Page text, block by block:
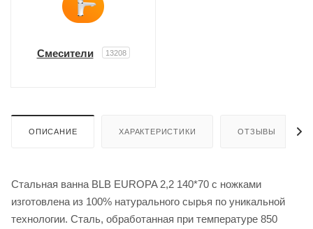
Смесители 13208
ОПИСАНИЕ ХАРАКТЕРИСТИКИ ОТЗЫВЫ
Стальная ванна BLB EUROPA 2,2 140*70 с ножками
изготовлена из 100% натурального сырья по уникальной
технологии. Сталь, обработанная при температуре 850